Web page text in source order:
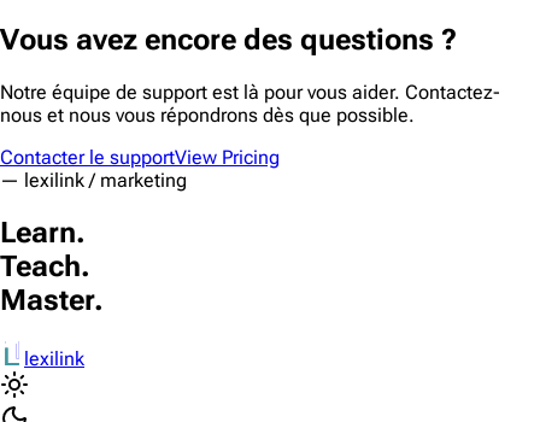
Vous avez encore des questions ?
Notre équipe de support est là pour vous aider. Contactez-
nous et nous vous répondrons dès que possible.
Contacter le supportView Pricing
— lexilink / marketing
Learn.
Teach.
Master.
lexilink